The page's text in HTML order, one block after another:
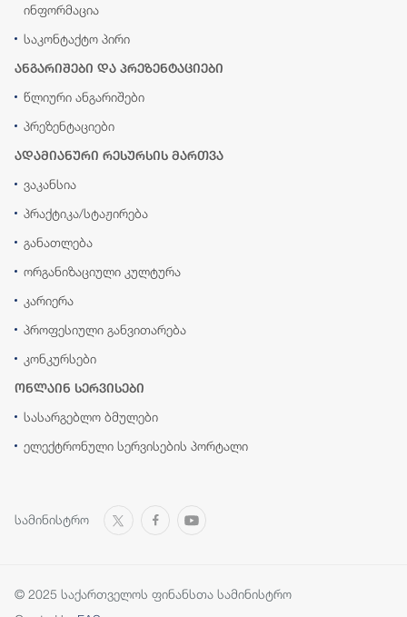
ინფორმაცია
საკონტაქტო პირი
ანგარიშები და პრეზენტაციები
წლიური ანგარიშები
პრეზენტაციები
ადამიანური რესურსის მართვა
ვაკანსია
პრაქტიკა/სტაჟირება
განათლება
ორგანიზაციული კულტურა
კარიერა
პროფესიული განვითარება
კონკურსები
ონლაინ სერვისები
სასარგებლო ბმულები
ელექტრონული სერვისების პორტალი
სამინისტრო
© 2025 საქართველოს ფინანსთა სამინისტრო